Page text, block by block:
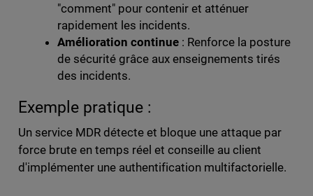
"comment" pour contenir et atténuer
rapidement les incidents.
Amélioration continue: Renforce la posture
de sécurité grâce aux enseignements tirés
des incidents.
Exemple pratique :
Un service MDR détecte et bloque une attaque par
force brute en temps réel et conseille au client
d'implémenter une authentification multifactorielle.